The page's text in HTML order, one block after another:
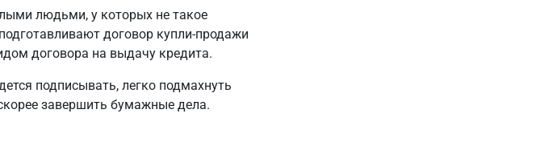
людьми, у которых не такое
договор купли-продажи
договора на выдачу кредита.
подписывать, легко подмахнуть
завершить бумажные дела.